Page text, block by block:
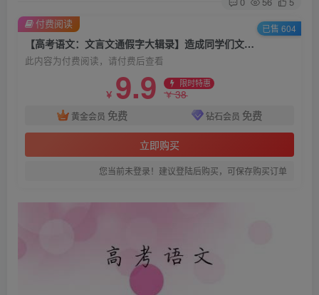
【高考语文：文言文通假字大辑录】造成同学们文言文阅读困难的一大原因是遍布篇章的通假字！高三姐整理了这份文言文通假字大辑录，咱们一起把认清了，以后做文言文阅读时就少一些困惑~
此内容为付费阅读，请付费后查看
￥ 9.9 限时特惠
￥38
黄金会员 免费 钻石会员 免费
立即购买
您当前未登录！建议登陆后购买，可保存购买订单
付费阅读 已售 604